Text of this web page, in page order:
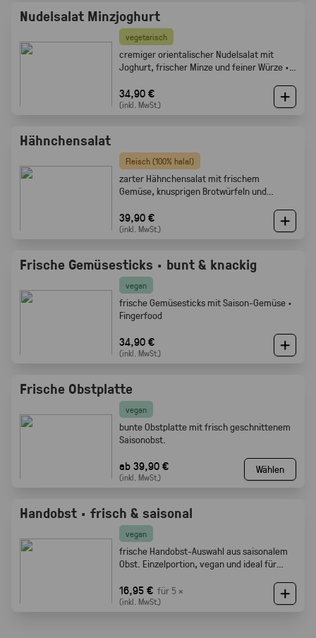
Nudelsalat Minzjoghurt
vegetarisch
cremiger orientalischer Nudelsalat mit
Joghurt, frischer Minze und feiner Würze ·
34,90 €
(inkl. MwSt.)
Hähnchensalat
Fleisch (100% halal)
zarter Hähnchensalat mit frischem
Gemüse, knusprigen Brotwürfeln und
39,90 €
(inkl. MwSt.)
Frische Gemüsesticks · bunt & knackig
vegan
frische Gemüsesticks mit Saison-Gemüse ·
Fingerfood
34,90 €
(inkl. MwSt.)
Frische Obstplatte
vegan
bunte Obstplatte mit frisch geschnittenem
Saisonobst.
ab 39,90 €
(inkl. MwSt.)
Wählen
Handobst · frisch & saisonal
vegan
frische Handobst-Auswahl aus saisonalem
Obst. Einzelportion, vegan und ideal für
16,95 € für 5 ×
(inkl. MwSt.)